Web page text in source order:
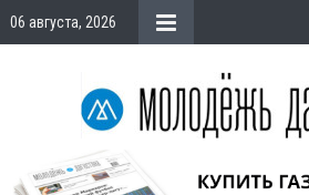
06 августа, 2026